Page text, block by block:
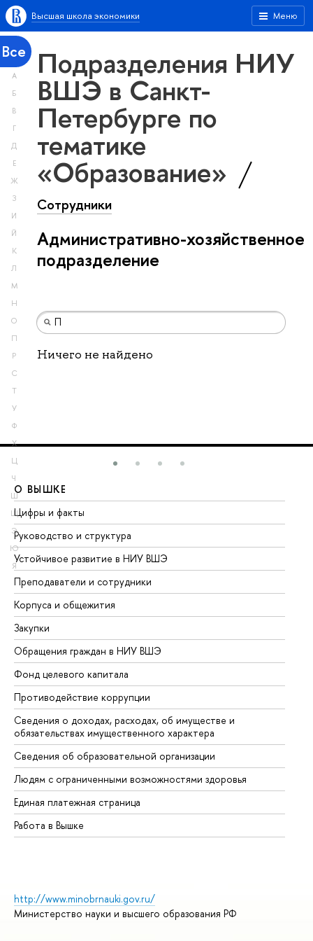
Меню
Высшая школа экономики
Все
А
Б
В
Г
Д
Е
Ж
З
И
Й
К
Л
М
Н
О
П
Р
С
Т
У
Ф
Х
Ц
Ч
Ш
Щ
Э
Ю
Я
Подразделения НИУ
ВШЭ в Санкт-
Петербурге по
тематике
«Образование»
Сотрудники
Административно-хозяйственное
подразделение
Ничего не найдено
О ВЫШКЕ
Цифры и факты
Руководство и структура
Устойчивое развитие в НИУ ВШЭ
Преподаватели и сотрудники
Корпуса и общежития
Закупки
Обращения граждан в НИУ ВШЭ
Фонд целевого капитала
Противодействие коррупции
Сведения о доходах, расходах, об имуществе и
обязательствах имущественного характера
Сведения об образовательной организации
Людям с ограниченными возможностями здоровья
Единая платежная страница
Работа в Вышке
http://www.minobrnauki.gov.ru/
Министерство науки и высшего образования РФ